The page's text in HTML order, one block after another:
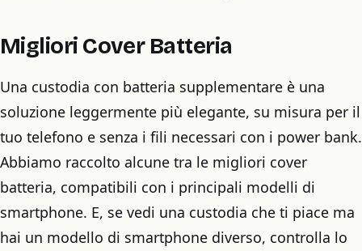
Migliori Cover Batteria
Una custodia con batteria supplementare è una
soluzione leggermente più elegante, su misura per il
tuo telefono e senza i fili necessari con i power bank.
Abbiamo raccolto alcune tra le migliori cover
batteria, compatibili con i principali modelli di
smartphone. E, se vedi una custodia che ti piace ma
hai un modello di smartphone diverso, controlla lo